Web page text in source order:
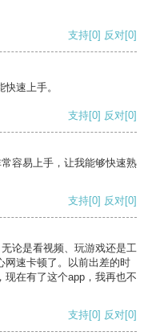
支持[0] 反对[0]
速上手。
支持[0] 反对[0]
容易上手，让我能够快速熟
支持[0] 反对[0]
论是看视频、玩游戏还是工
网速卡顿了。以前出差的时
在有了这个app，我再也不
支持[0] 反对[0]